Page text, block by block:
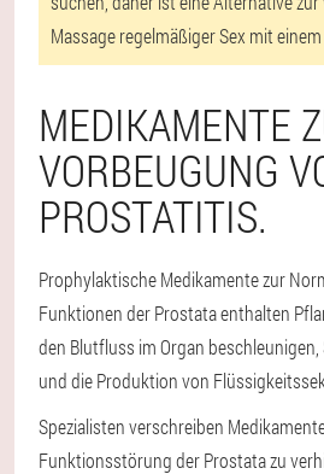
Massage regelmäßiger Sex mit
MEDIKAMENTE
VORBEUGUNG
PROSTATITIS.
Prophylaktische Medikamente zur
Funktionen der Prostata enthalten
den Blutfluss im Organ
und die Produktion von
Spezialisten verschreiben
Funktionsstörung der Prostata zu